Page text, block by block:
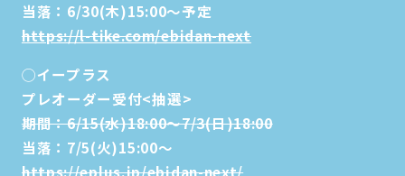
当落：6/30(木)15:00〜予定
https://l-tike.com/ebidan-next
◯イープラス
プレオーダー受付<抽選>
期間：6/15(水)18:00～7/3(日)18:00
当落：7/5(火)15:00〜
https://eplus.jp/ebidan-next/